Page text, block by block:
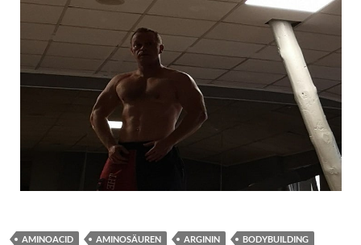
AMINOACID AMINOSÄUREN ARGININ
BODYBUILDING